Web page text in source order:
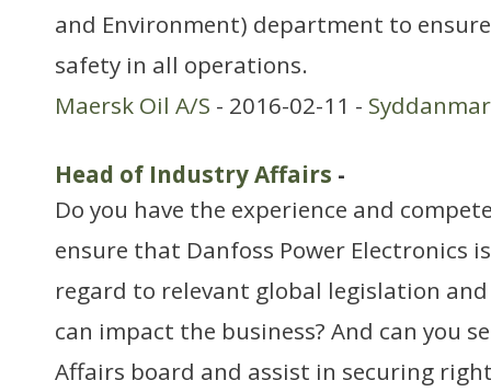
and Environment) department to
safety in all operations.
Maersk Oil A/S - 2016-02-11 -
Head of Industry Affairs -
Do you have the experience and
ensure that Danfoss Power Electronics
regard to relevant global legislation
can impact the business? And can you
Affairs board and assist in securing